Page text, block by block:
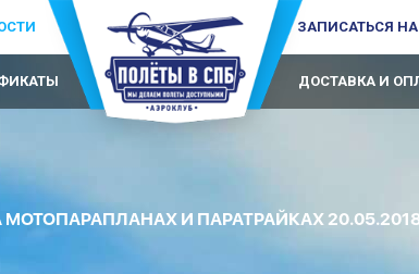
ЗАПИСАТЬСЯ
ДОСТАВКА И
И ПАРАТРАЙКАХ 20.05.2018